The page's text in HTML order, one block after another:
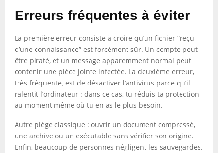
Erreurs fréquentes à éviter
La première erreur consiste à croire qu’un fichier “reçu
d’une connaissance” est forcément sûr. Un compte peut
être piraté, et un message apparemment normal peut
contenir une pièce jointe infectée. La deuxième erreur,
très fréquente, est de désactiver l’antivirus parce qu’il
ralentit l’ordinateur : dans ce cas, tu réduis ta protection
au moment même où tu en as le plus besoin.
Autre piège classique : ouvrir un document compressé,
une archive ou un exécutable sans vérifier son origine.
Enfin, beaucoup de personnes négligent les sauvegardes.